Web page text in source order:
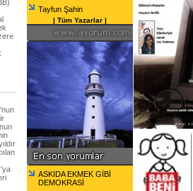
Tayfun Şahin
| Tüm Yazarlar |
ASKIDA EKMEK GİBİ
DEMOKRASİ